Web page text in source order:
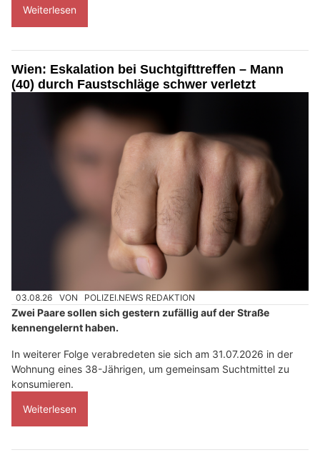
Weiterlesen
Wien: Eskalation bei Suchtgifttreffen – Mann
(40) durch Faustschläge schwer verletzt
03.08.26 VON POLIZEI.NEWS REDAKTION
Zwei Paare sollen sich gestern zufällig auf der Straße
kennengelernt haben.
In weiterer Folge verabredeten sie sich am 31.07.2026 in der
Wohnung eines 38-Jährigen, um gemeinsam Suchtmittel zu
konsumieren.
Weiterlesen